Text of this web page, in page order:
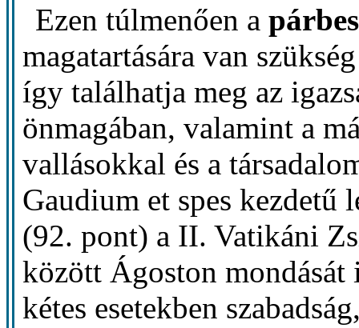
Ezen túlmenően a
magatartására van
így találhatja meg az
önmagában, valamint a
vallásokkal és a
Gaudium et spes
(92. pont) a II. Vatikáni
között Ágoston mondását
kétes esetekben